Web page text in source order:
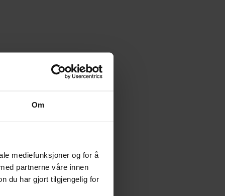
Om
mediefunksjoner og for å
partnerne våre innen
du har gjort tilgjengelig for